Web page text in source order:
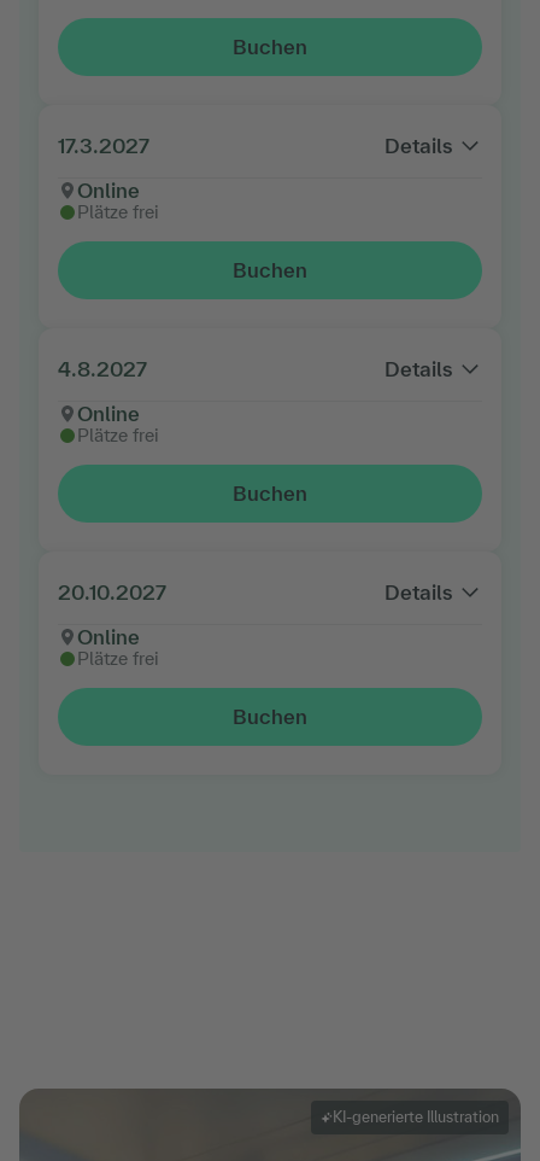
Buchen
17.3.2027
Details
Online
Plätze frei
Buchen
4.8.2027
Details
Online
Plätze frei
Buchen
20.10.2027
Details
Online
Plätze frei
Buchen
KI-generierte Illustration